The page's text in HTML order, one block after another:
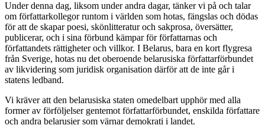
Under denna dag, liksom under andra dagar, tänker vi på och talar
om författarkollegor runtom i världen som hotas, fängslas och dödas
för att de skapar poesi, skönlitteratur och sakprosa, översätter,
publicerar, och i sina förbund kämpar för författarnas och
författandets rättigheter och villkor. I Belarus, bara en kort flygresa
från Sverige, hotas nu det oberoende belarusiska författarförbundet
av likvidering som juridisk organisation därför att de inte går i
statens ledband.
Vi kräver att den belarusiska staten omedelbart upphör med alla
former av förföljelser gentemot författarförbundet, enskilda författare
och andra belarusier som värnar demokrati i landet.